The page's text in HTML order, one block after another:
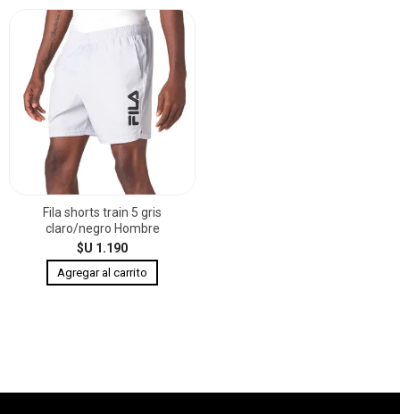
Fila shorts train 5 gris
claro/negro Hombre
$U 1.190